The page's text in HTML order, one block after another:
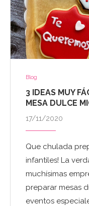
Blog
3 IDEAS MUY
MESA DULCE
17/11/2020
Que chulada
infantiles! La
muchísimas
preparar mesas
eventos